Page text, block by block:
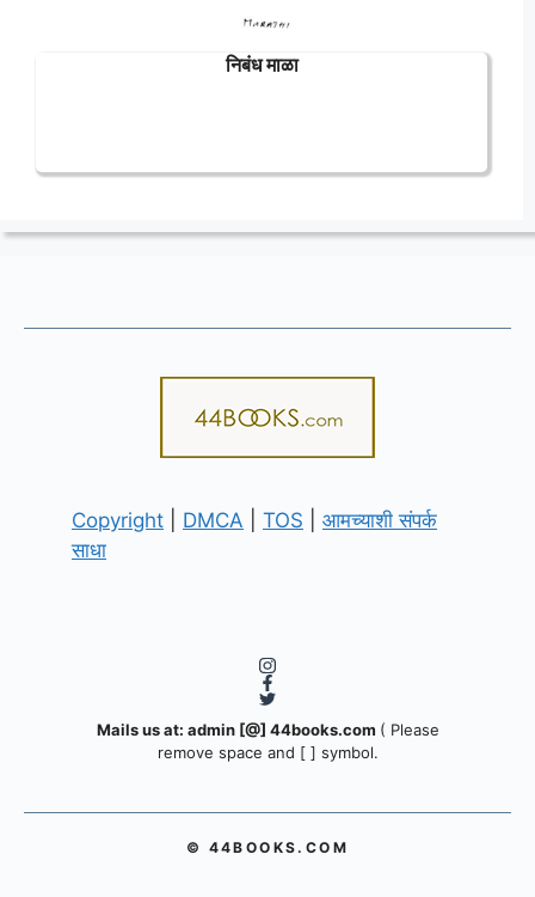
निबंध माळा
Copyright DMCA TOS
आमच्याशी संपर्क
साधा
Mails us at: admin [@] 44books.com ( Please
remove space and [ ] symbol.
© 44BOOKS.COM